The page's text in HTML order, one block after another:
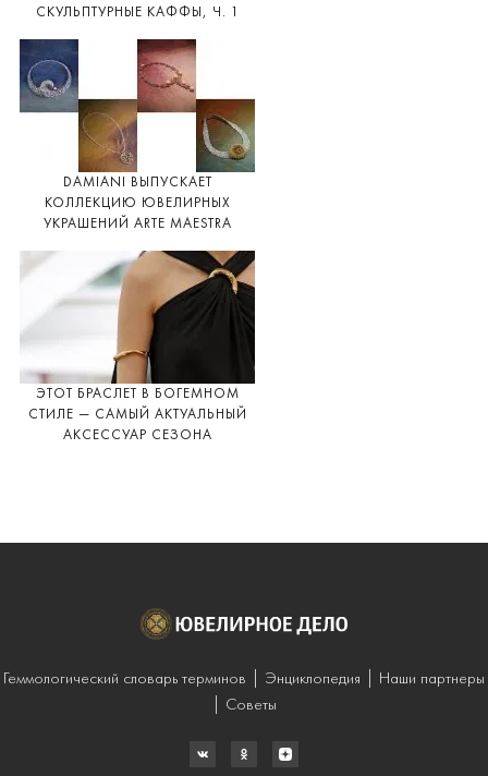
СКУЛЬПТУРНЫЕ КАФФЫ, Ч. 1
DAMIANI ВЫПУСКАЕТ
КОЛЛЕКЦИЮ ЮВЕЛИРНЫХ
УКРАШЕНИЙ ARTE MAESTRA
ЭТОТ БРАСЛЕТ В БОГЕМНОМ
СТИЛЕ — САМЫЙ АКТУАЛЬНЫЙ
АКСЕССУАР СЕЗОНА
Геммологический словарь терминов Энциклопедия
Наши партнеры
Советы